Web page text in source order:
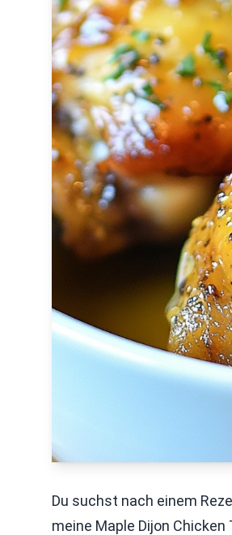
Du suchst nach einem
meine Maple Dijon